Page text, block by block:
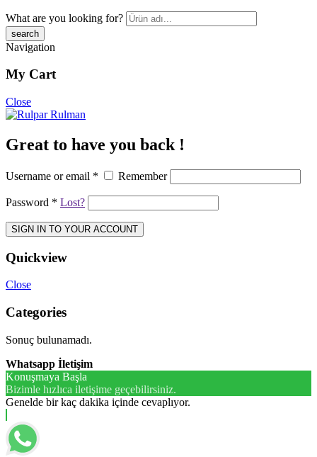
What are you looking for?
Navigation
My Cart
Close
Great to have you back !
Username or email * Remember
Password * Lost?
SIGN IN TO YOUR ACCOUNT
Quickview
Close
Categories
Sonuç bulunamadı.
Whatsapp İletişim
Konuşmaya Başla
Bizimle hızlıca iletişime geçebilirsiniz.
Genelde bir kaç dakika içinde cevaplıyor.